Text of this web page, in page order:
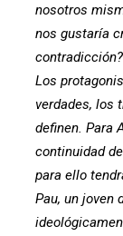
nosotros
nos gustaría
contradicción?
Los
verdades, los
definen. Para
continuidad
para ello
Pau, un joven